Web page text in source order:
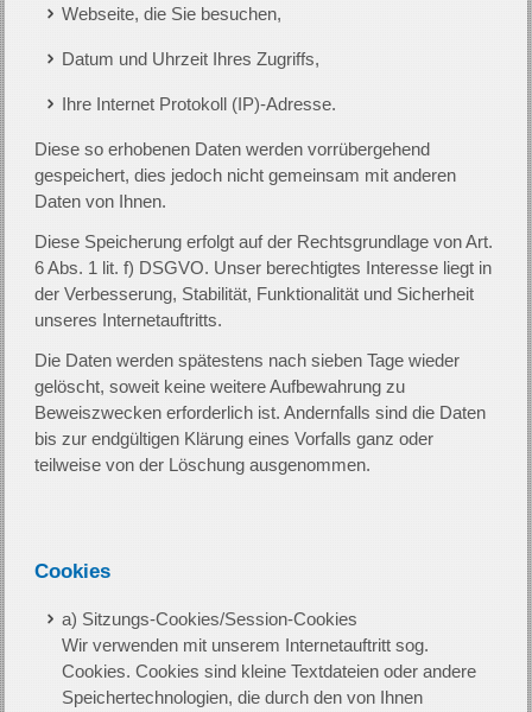
Webseite, die Sie besuchen,
Datum und Uhrzeit Ihres Zugriffs,
Ihre Internet Protokoll (IP)-Adresse.
Diese so erhobenen Daten werden vorrübergehend
gespeichert, dies jedoch nicht gemeinsam mit anderen
Daten von Ihnen.
Diese Speicherung erfolgt auf der Rechtsgrundlage von Art.
6 Abs. 1 lit. f) DSGVO. Unser berechtigtes Interesse liegt in
der Verbesserung, Stabilität, Funktionalität und Sicherheit
unseres Internetauftritts.
Die Daten werden spätestens nach sieben Tage wieder
gelöscht, soweit keine weitere Aufbewahrung zu
Beweiszwecken erforderlich ist. Andernfalls sind die Daten
bis zur endgültigen Klärung eines Vorfalls ganz oder
teilweise von der Löschung ausgenommen.
Cookies
a) Sitzungs-Cookies/Session-Cookies
Wir verwenden mit unserem Internetauftritt sog.
Cookies. Cookies sind kleine Textdateien oder andere
Speichertechnologien, die durch den von Ihnen